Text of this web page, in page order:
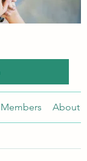
Members About